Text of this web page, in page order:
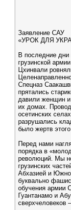
Заявление САУ
«УРОК ДЛЯ
В последние
грузинской
Цхинвали
Спецназ
прятались
давили женщин
их домах.
осетинских
разрушались
было жертв
Перед нами
порядка в
революций. Мы
грузинских
Абхазией и
буквально
обучения армии
Гуантанамо и
сверхчеловеков